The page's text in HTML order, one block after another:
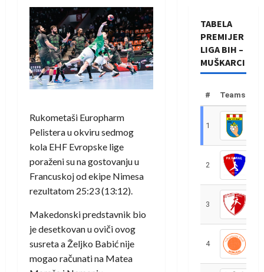
Rukometaši Europharm
Pelistera u okviru sedmog
kola EHF Evropske lige
poraženi su na gostovanju u
Francuskoj od ekipe Nimesa
rezultatom 25:23 (13:12).
Makedonski predstavnik bio
je desetkovan u oviči ovog
susreta a Željko Babić nije
mogao računati na Matea
TABELA
PREMIJER
LIGA BIH –
MUŠKARCI
# Teams
1
2
3
4